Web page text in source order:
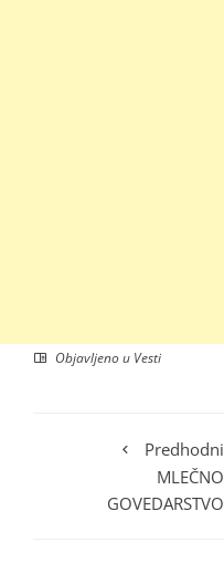
Objavljeno u Vesti
Predhodni
MLEČNO
GOVEDARSTVO